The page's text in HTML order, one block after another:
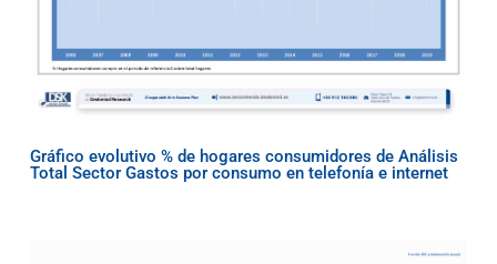
Gráfico evolutivo % de hogares consumidores de Análisis
Total Sector Gastos por consumo en telefonía e internet